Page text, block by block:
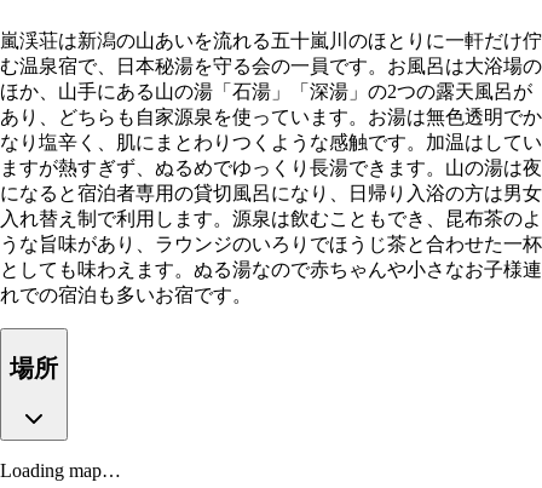
嵐渓荘は新潟の山あいを流れる五十嵐川のほとりに一軒だけ佇
む温泉宿で、日本秘湯を守る会の一員です。お風呂は大浴場の
ほか、山手にある山の湯「石湯」「深湯」の2つの露天風呂が
あり、どちらも自家源泉を使っています。お湯は無色透明でか
なり塩辛く、肌にまとわりつくような感触です。加温はしてい
ますが熱すぎず、ぬるめでゆっくり長湯できます。山の湯は夜
になると宿泊者専用の貸切風呂になり、日帰り入浴の方は男女
入れ替え制で利用します。源泉は飲むこともでき、昆布茶のよ
うな旨味があり、ラウンジのいろりでほうじ茶と合わせた一杯
としても味わえます。ぬる湯なので赤ちゃんや小さなお子様連
れでの宿泊も多いお宿です。
場所
Loading map…